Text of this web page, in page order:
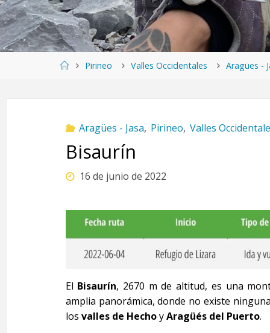
PáginaPirineo Valles Occidentales Aragües -
Aragües - Jasa, Pirineo, Valles
Bisaurín
16 de junio de 2022
El Bisaurín, 2670 m de altitud, es una
amplia panorámica, donde no existe
los valles de HechoyAragüés del Puerto.